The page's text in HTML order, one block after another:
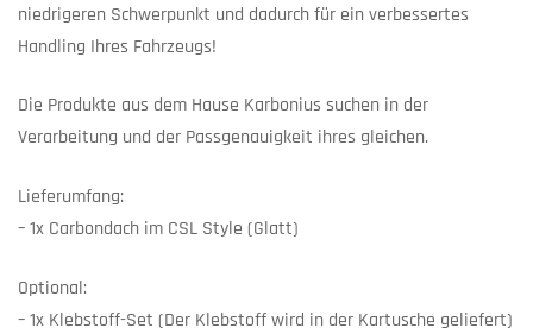
niedrigeren Schwerpunkt und dadurch für ein verbessertes
Handling Ihres Fahrzeugs!
Die Produkte aus dem Hause Karbonius suchen in der
Verarbeitung und der Passgenauigkeit ihres gleichen.
Lieferumfang:
– 1x Carbondach im CSL Style (Glatt)
Optional:
– 1x Klebstoff-Set (Der Klebstoff wird in der Kartusche geliefert)